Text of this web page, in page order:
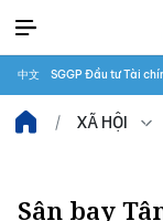
中文 SGGP Đầu tư Tài
XÃ HỘI
Sân bay